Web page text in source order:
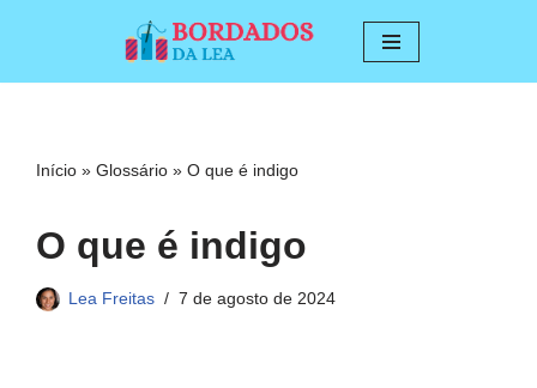
conteúdo
Início » Glossário » O que é indigo
O que é indigo
Lea Freitas 7 de agosto de 2024